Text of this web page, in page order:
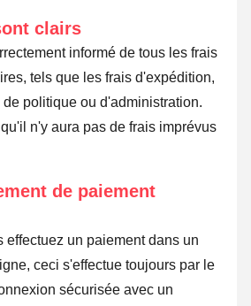
clairs
informé de tous les frais
tels que les frais d'expédition,
politique ou d'administration.
n'y aura pas de frais imprévus
de paiement
effectuez un paiement dans un
ceci s'effectue toujours par le
sécurisée avec un